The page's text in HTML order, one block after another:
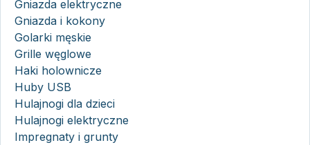
Gniazda elektryczne
Gniazda i kokony
Golarki męskie
Grille węglowe
Haki holownicze
Huby USB
Hulajnogi dla dzieci
Hulajnogi elektryczne
Impregnaty i grunty